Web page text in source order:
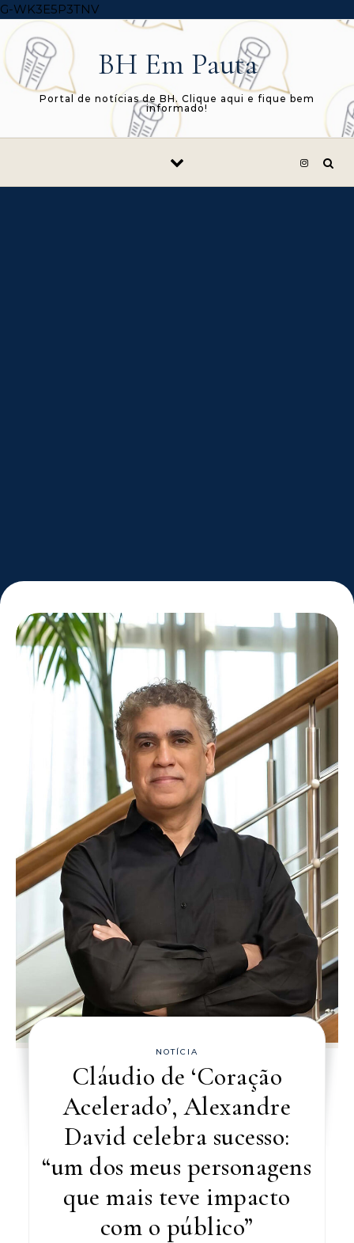
G-WK3E5P3TNVSkip to content
BH Em Pauta
Portal de notícias de BH. Clique aqui e fique bem
informado!
NOTÍCIA
Cláudio de ‘Coração
Acelerado’, Alexandre
David celebra sucesso:
“um dos meus personagens
que mais teve impacto
com o público”